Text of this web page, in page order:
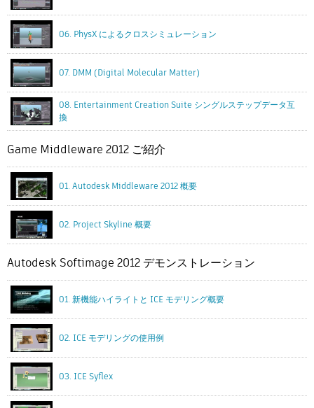
06. PhysX によるクロスシミュレーション
07. DMM (Digital Molecular Matter)
08. Entertainment Creation Suite シングルステップデータ互
換
Game Middleware 2012 ご紹介
01. Autodesk Middleware 2012 概要
02. Project Skyline 概要
Autodesk Softimage 2012 デモンストレーション
01. 新機能ハイライトと ICE モデリング概要
02. ICE モデリングの使用例
03. ICE Syflex